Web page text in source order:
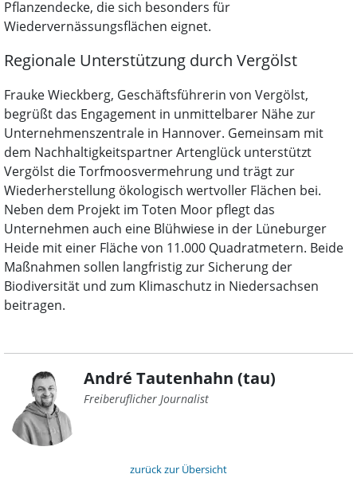
Pflanzendecke, die sich besonders für
Wiedervernässungsflächen eignet.
Regionale Unterstützung durch Vergölst
Frauke Wieckberg, Geschäftsführerin von Vergölst,
begrüßt das Engagement in unmittelbarer Nähe zur
Unternehmenszentrale in Hannover. Gemeinsam mit
dem Nachhaltigkeitspartner Artenglück unterstützt
Vergölst die Torfmoosvermehrung und trägt zur
Wiederherstellung ökologisch wertvoller Flächen bei.
Neben dem Projekt im Toten Moor pflegt das
Unternehmen auch eine Blühwiese in der Lüneburger
Heide mit einer Fläche von 11.000 Quadratmetern. Beide
Maßnahmen sollen langfristig zur Sicherung der
Biodiversität und zum Klimaschutz in Niedersachsen
beitragen.
André Tautenhahn (tau)
Freiberuflicher Journalist
zurück zur Übersicht